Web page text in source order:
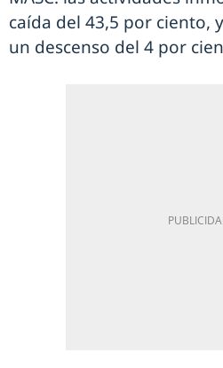
caída del 43,5 por ciento,
un descenso del 4 por